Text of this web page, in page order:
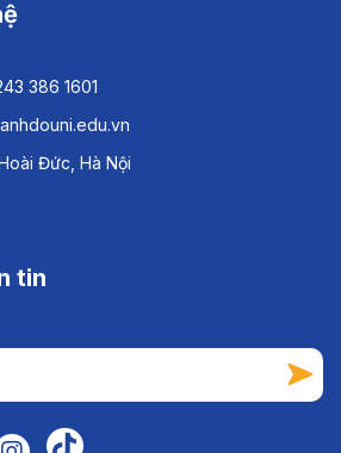
386 1601
Đức, Hà Nội
tin